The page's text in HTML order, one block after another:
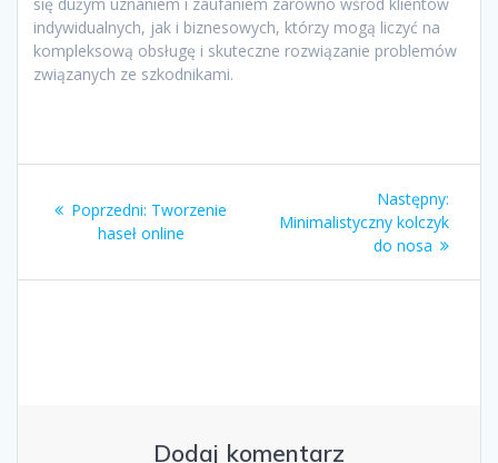
indywidualnych, jak i biznesowych, którzy mogą liczyć na
kompleksową obsługę i skuteczne rozwiązanie problemów
związanych ze szkodnikami.
wpisu
Poprzedni: Poprzedni
wpis:
Tworzenie
haseł online
Następny:
wpis:
Minimalistyczny kolczyk
do nosa
Dodaj komentarz